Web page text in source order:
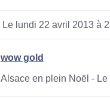
Le lundi 22 avril 2013 à
wow gold
Alsace en plein Noël -